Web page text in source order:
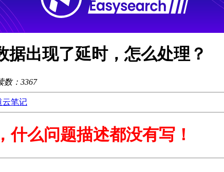
据出现了延时，怎么处理？
数： 3367
云笔记
么问题描述都没有写！